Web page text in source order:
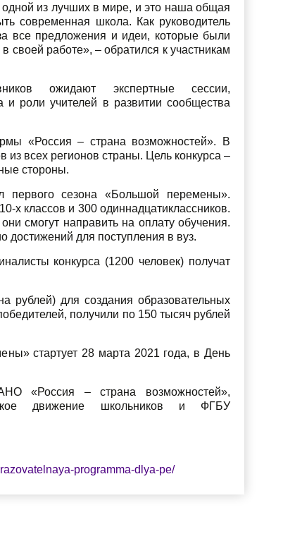
одной из лучших в мире, и это наша общая
современная школа. Как руководитель
все предложения и идеи, которые были
работе», – обратился к участникам
ожидают экспертные сессии,
и роли учителей в развитии сообщества
«Россия – страна возможностей». В
всех регионов страны. Цель конкурса –
стороны.
сезона «Большой перемены».
х классов и 300 одиннадцатиклассников.
смогут направить на оплату обучения.
достижений для поступления в вуз.
конкурса (1200 человек) получат
для создания образовательных
получили по 150 тысяч рублей
стартует 28 марта 2021 года, в День
«Россия – страна возможностей»,
движение школьников и ФГБУ
programma-dlya-pe/